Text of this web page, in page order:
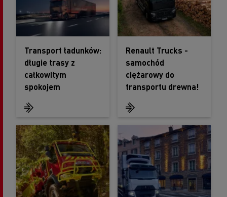
Transport ładunków:
długie trasy z
całkowitym
spokojem
Renault Trucks -
samochód
ciężarowy do
transportu drewna!